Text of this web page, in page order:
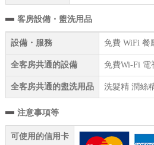
客房設備・盥洗用品
設備・服務 免費 WiFi 餐
全客房共通的設備 免費Wi-Fi
全客房共通的盥洗用品 洗髮精 潤絲
注意事項等
可使用的信用卡